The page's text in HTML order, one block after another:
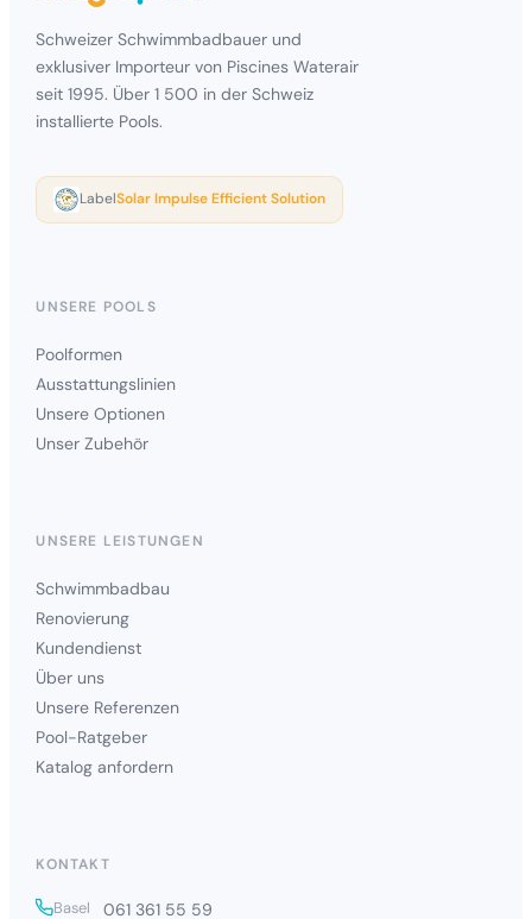
Schweizer Schwimmbadbauer und
exklusiver Importeur von Piscines Waterair
seit 1995. Über 1 500 in der Schweiz
installierte Pools.
LabelSolar Impulse Efficient Solution
UNSERE POOLS
Poolformen
Ausstattungslinien
Unsere Optionen
Unser Zubehör
UNSERE LEISTUNGEN
Schwimmbadbau
Renovierung
Kundendienst
Über uns
Unsere Referenzen
Pool-Ratgeber
Katalog anfordern
KONTAKT
Basel 061 361 55 59